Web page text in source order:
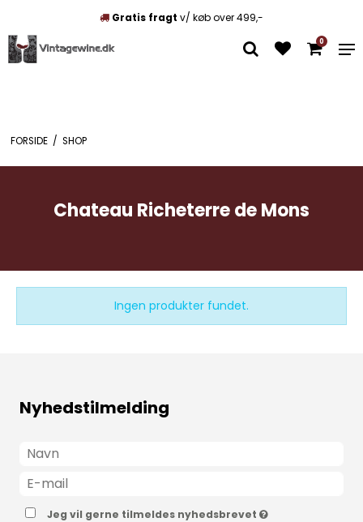
Gratis fragt v/ køb over 499,-
0
FORSIDE / SHOP
Chateau Richeterre de Mons
Ingen produkter fundet.
Nyhedstilmelding
Jeg vil gerne tilmeldes nyhedsbrevet